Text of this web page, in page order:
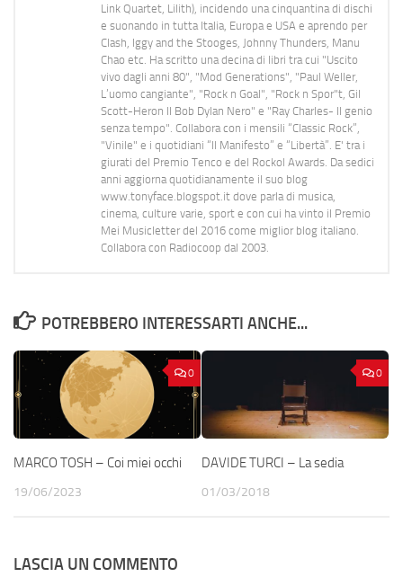
Link Quartet, Lilith), incidendo una cinquantina di dischi
e suonando in tutta Italia, Europa e USA e aprendo per
Clash, Iggy and the Stooges, Johnny Thunders, Manu
Chao etc. Ha scritto una decina di libri tra cui "Uscito
vivo dagli anni 80", "Mod Generations", "Paul Weller,
L’uomo cangiante", "Rock n Goal", "Rock n Spor"t, Gil
Scott-Heron Il Bob Dylan Nero" e "Ray Charles- Il genio
senza tempo". Collabora con i mensili “Classic Rock”,
"Vinile" e i quotidiani “Il Manifesto” e “Libertà”. E' tra i
giurati del Premio Tenco e del Rockol Awards. Da sedici
anni aggiorna quotidianamente il suo blog
www.tonyface.blogspot.it dove parla di musica,
cinema, culture varie, sport e con cui ha vinto il Premio
Mei Musicletter del 2016 come miglior blog italiano.
Collabora con Radiocoop dal 2003.
POTREBBERO INTERESSARTI ANCHE...
0
MARCO TOSH – Coi miei occhi
19/06/2023
0
DAVIDE TURCI – La sedia
01/03/2018
LASCIA UN COMMENTO